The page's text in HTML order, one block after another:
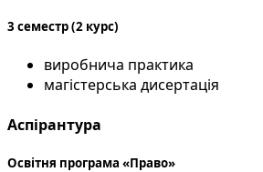
3 семестр (2 курс)
виробнича практика
магістерська дисертація
Аспірантура
Освітня програма «Право»